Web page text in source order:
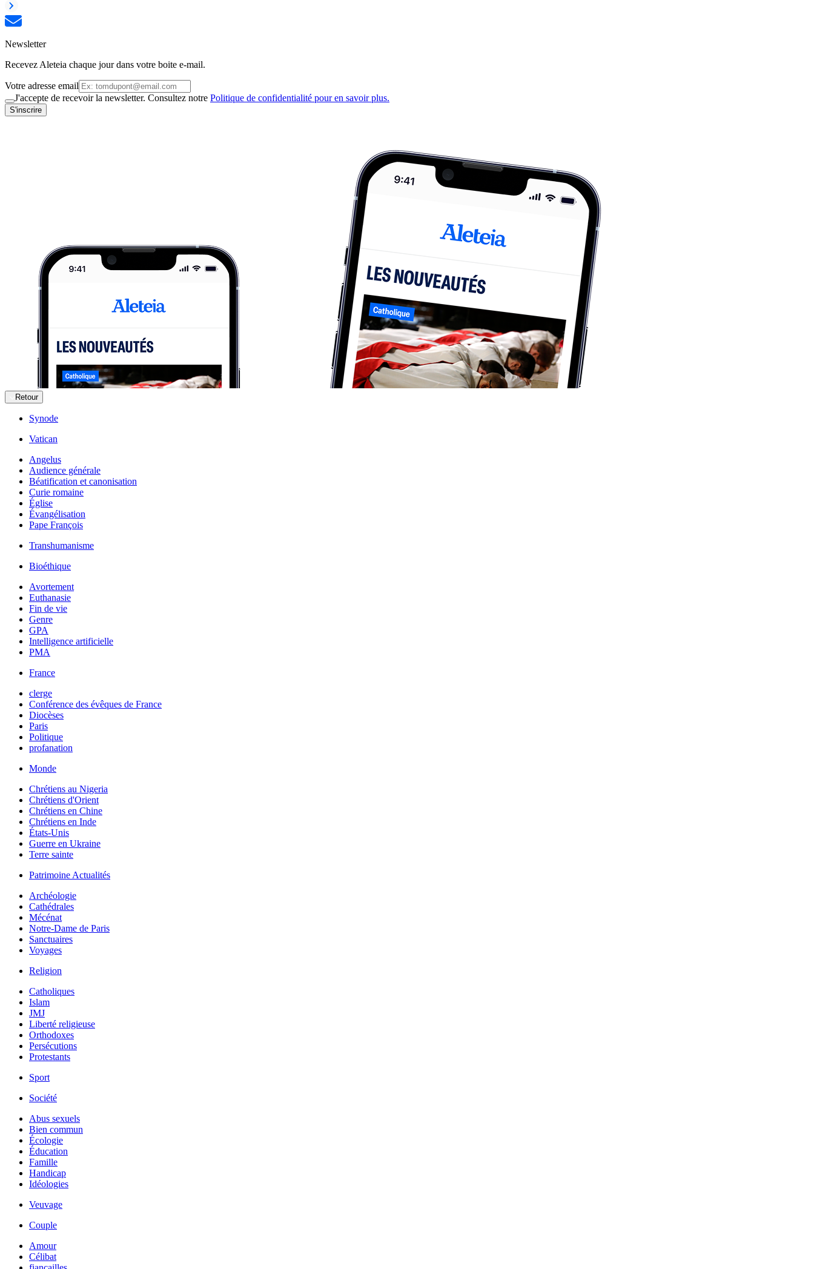
Newsletter
Recevez Aleteia chaque jour dans votre boite e-mail.
Votre adresse email
J'accepte de recevoir la newsletter. Consultez notre Politique de confidentialité pour en savoir plus.
S'inscrire
Retour
Synode
Vatican
Angelus
Audience générale
Béatification et canonisation
Curie romaine
Église
Évangélisation
Pape François
Transhumanisme
Bioéthique
Avortement
Euthanasie
Fin de vie
Genre
GPA
Intelligence artificielle
PMA
France
clerge
Conférence des évêques de France
Diocèses
Paris
Politique
profanation
Monde
Chrétiens au Nigeria
Chrétiens d'Orient
Chrétiens en Chine
Chrétiens en Inde
États-Unis
Guerre en Ukraine
Terre sainte
Patrimoine Actualités
Archéologie
Cathédrales
Mécénat
Notre-Dame de Paris
Sanctuaires
Voyages
Religion
Catholiques
Islam
JMJ
Liberté religieuse
Orthodoxes
Persécutions
Protestants
Sport
Société
Abus sexuels
Bien commun
Écologie
Éducation
Famille
Handicap
Idéologies
Veuvage
Couple
Amour
Célibat